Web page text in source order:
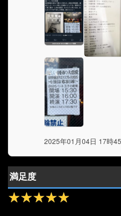
2025年01月04日 17時
満足度
★★★★★
★★★★★